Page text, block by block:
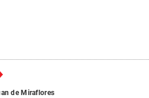
de Miraflores